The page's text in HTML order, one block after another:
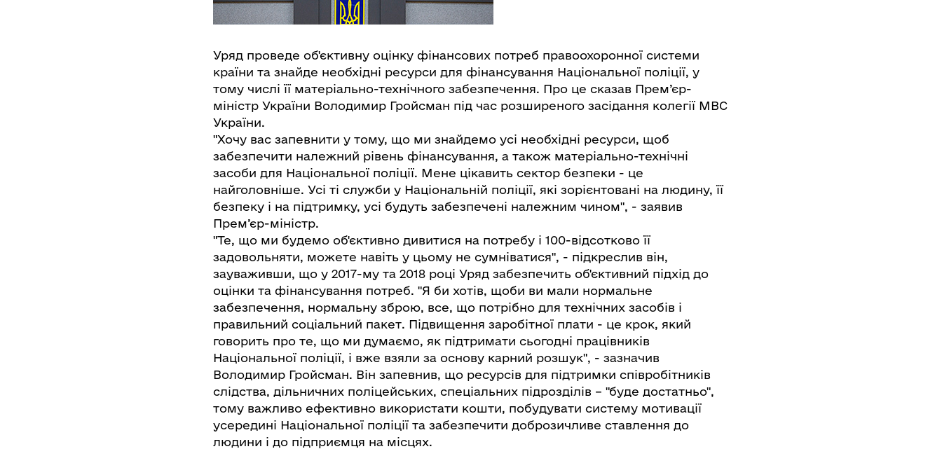
Уряд проведе об'єктивну оцінку фінансових потреб правоохоронної системи
країни та знайде необхідні ресурси для фінансування Національної поліції, у
тому числі її матеріально-технічного забезпечення. Про це сказав Прем’єр-
міністр України Володимир Гройсман під час розширеного засідання колегії МВС
України.
"Хочу вас запевнити у тому, що ми знайдемо усі необхідні ресурси, щоб
забезпечити належний рівень фінансування, а також матеріально-технічні
засоби для Національної поліції. Мене цікавить сектор безпеки - це
найголовніше. Усі ті служби у Національній поліції, які зорієнтовані на людину, її
безпеку і на підтримку, усі будуть забезпечені належним чином", - заявив
Прем’єр-міністр.
"Те, що ми будемо об'єктивно дивитися на потребу і 100-відсотково її
задовольняти, можете навіть у цьому не сумніватися", - підкреслив він,
зауваживши, що у 2017-му та 2018 році Уряд забезпечить об'єктивний підхід до
оцінки та фінансування потреб. "Я би хотів, щоби ви мали нормальне
забезпечення, нормальну зброю, все, що потрібно для технічних засобів і
правильний соціальний пакет. Підвищення заробітної плати - це крок, який
говорить про те, що ми думаємо, як підтримати сьогодні працівників
Національної поліції, і вже взяли за основу карний розшук", - зазначив
Володимир Гройсман. Він запевнив, що ресурсів для підтримки співробітників
слідства, дільничних поліцейських, спеціальних підрозділів – "буде достатньо",
тому важливо ефективно використати кошти, побудувати систему мотивації
усередині Національної поліції та забезпечити доброзичливе ставлення до
людини і до підприємця на місцях.